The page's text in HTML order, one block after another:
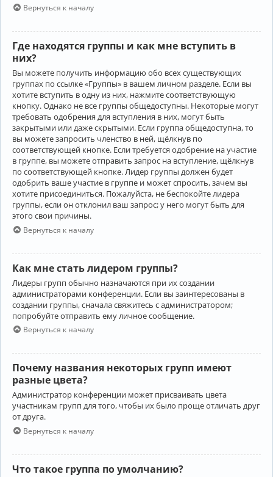
Вернуться к началу
Где находятся группы и как мне вступить в
них?
Вы можете получить информацию обо всех существующих
группах по ссылке «Группы» в вашем личном разделе. Если вы
хотите вступить в одну из них, нажмите соответствующую
кнопку. Однако не все группы общедоступны. Некоторые могут
требовать одобрения для вступления в них, могут быть
закрытыми или даже скрытыми. Если группа общедоступна, то
вы можете запросить членство в ней, щёлкнув по
соответствующей кнопке. Если требуется одобрение на участие
в группе, вы можете отправить запрос на вступление, щёлкнув
по соответствующей кнопке. Лидер группы должен будет
одобрить ваше участие в группе и может спросить, зачем вы
хотите присоединиться. Пожалуйста, не беспокойте лидера
группы, если он отклонил ваш запрос; у него могут быть для
этого свои причины.
Вернуться к началу
Как мне стать лидером группы?
Лидеры групп обычно назначаются при их создании
администраторами конференции. Если вы заинтересованы в
создании группы, сначала свяжитесь с администратором;
попробуйте отправить ему личное сообщение.
Вернуться к началу
Почему названия некоторых групп имеют
разные цвета?
Администратор конференции может присваивать цвета
участникам групп для того, чтобы их было проще отличать друг
от друга.
Вернуться к началу
Что такое группа по умолчанию?